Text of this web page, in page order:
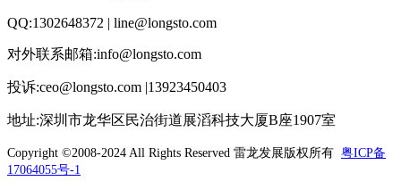
QQ:1302648372 | line@longsto.com
对外联系邮箱:info@longsto.com
投诉:ceo@longsto.com |13923450403
地址:深圳市龙华区民治街道展滔科技大厦B座1907室
Copyright ©2008-2024 All Rights Reserved 雷龙发展版权所有 粤ICP备
17064055号-1